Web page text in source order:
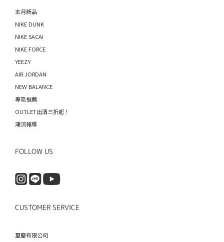
本月新品
NIKE DUNK
NIKE SACAI
NIKE FORCE
YEEZY
AIR JORDAN
NEW BALANCE
專區推薦
OUTLET出清三折起！
潮流報導
FOLLOW US
CUSTOMER SERVICE
璽慶有限公司